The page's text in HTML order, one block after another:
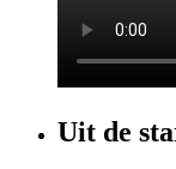
Uit de